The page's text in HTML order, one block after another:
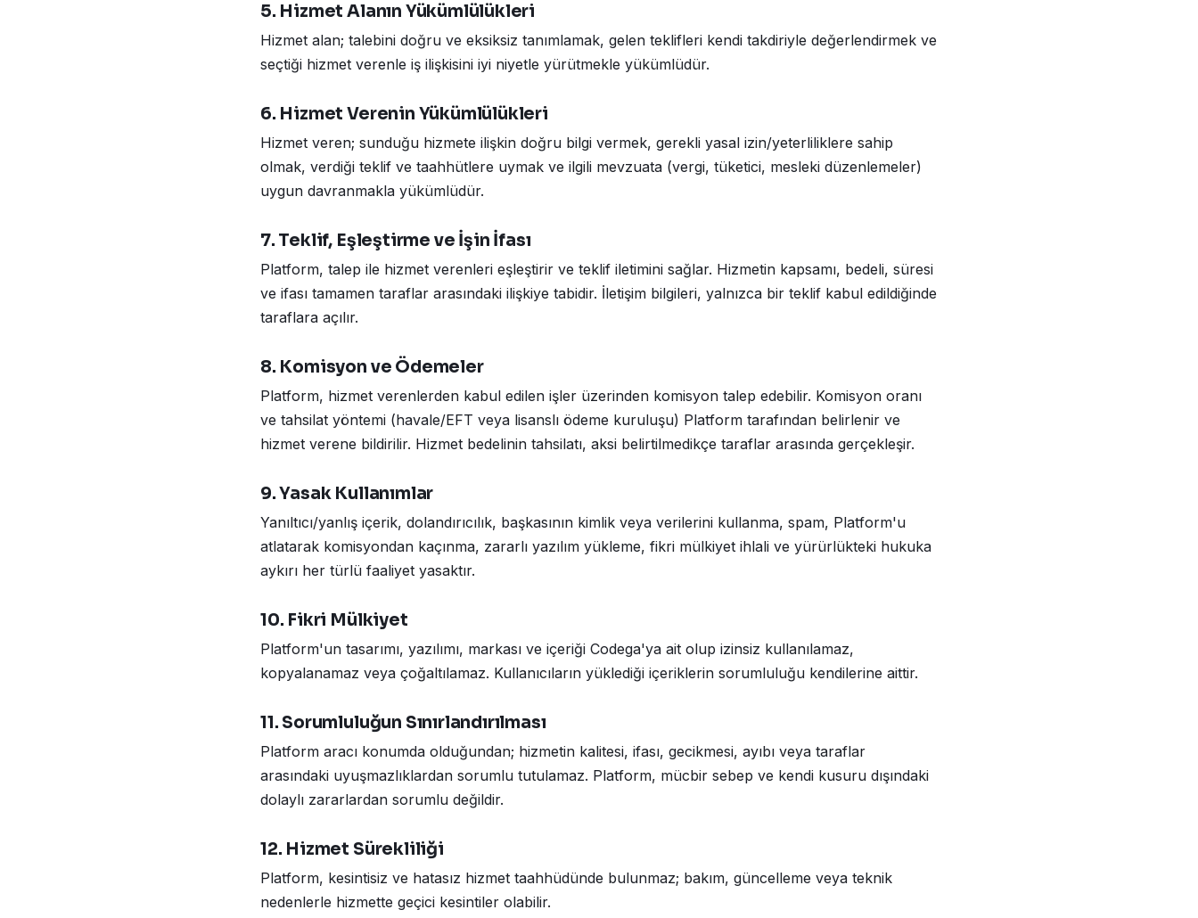
5. Hizmet Alanın Yükümlülükleri
Hizmet alan; talebini doğru ve eksiksiz tanımlamak, gelen teklifleri kendi takdiriyle değerlendirmek ve
seçtiği hizmet verenle iş ilişkisini iyi niyetle yürütmekle yükümlüdür.
6. Hizmet Verenin Yükümlülükleri
Hizmet veren; sunduğu hizmete ilişkin doğru bilgi vermek, gerekli yasal izin/yeterliliklere sahip
olmak, verdiği teklif ve taahhütlere uymak ve ilgili mevzuata (vergi, tüketici, mesleki düzenlemeler)
uygun davranmakla yükümlüdür.
7. Teklif, Eşleştirme ve İşin İfası
Platform, talep ile hizmet verenleri eşleştirir ve teklif iletimini sağlar. Hizmetin kapsamı, bedeli, süresi
ve ifası tamamen taraflar arasındaki ilişkiye tabidir. İletişim bilgileri, yalnızca bir teklif kabul edildiğinde
taraflara açılır.
8. Komisyon ve Ödemeler
Platform, hizmet verenlerden kabul edilen işler üzerinden komisyon talep edebilir. Komisyon oranı
ve tahsilat yöntemi (havale/EFT veya lisanslı ödeme kuruluşu) Platform tarafından belirlenir ve
hizmet verene bildirilir. Hizmet bedelinin tahsilatı, aksi belirtilmedikçe taraflar arasında gerçekleşir.
9. Yasak Kullanımlar
Yanıltıcı/yanlış içerik, dolandırıcılık, başkasının kimlik veya verilerini kullanma, spam, Platform'u
atlatarak komisyondan kaçınma, zararlı yazılım yükleme, fikri mülkiyet ihlali ve yürürlükteki hukuka
aykırı her türlü faaliyet yasaktır.
10. Fikri Mülkiyet
Platform'un tasarımı, yazılımı, markası ve içeriği Codega'ya ait olup izinsiz kullanılamaz,
kopyalanamaz veya çoğaltılamaz. Kullanıcıların yüklediği içeriklerin sorumluluğu kendilerine aittir.
11. Sorumluluğun Sınırlandırılması
Platform aracı konumda olduğundan; hizmetin kalitesi, ifası, gecikmesi, ayıbı veya taraflar
arasındaki uyuşmazlıklardan sorumlu tutulamaz. Platform, mücbir sebep ve kendi kusuru dışındaki
dolaylı zararlardan sorumlu değildir.
12. Hizmet Sürekliliği
Platform, kesintisiz ve hatasız hizmet taahhüdünde bulunmaz; bakım, güncelleme veya teknik
nedenlerle hizmette geçici kesintiler olabilir.